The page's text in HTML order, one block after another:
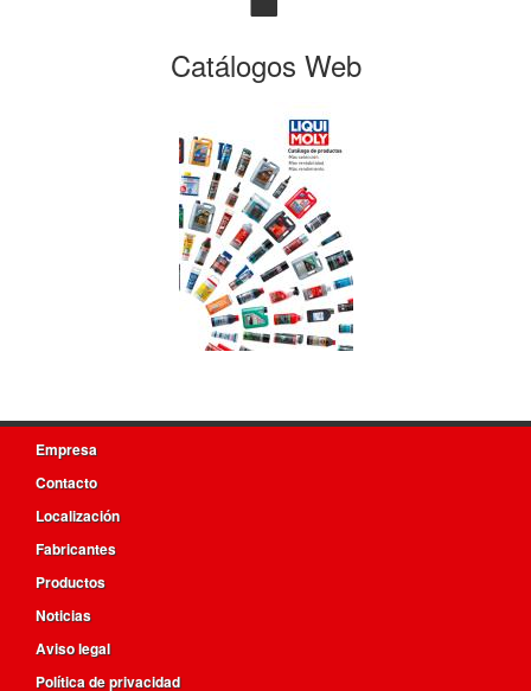
Catálogos Web
Empresa
Contacto
Localización
Fabricantes
Productos
Noticias
Aviso legal
Política de privacidad